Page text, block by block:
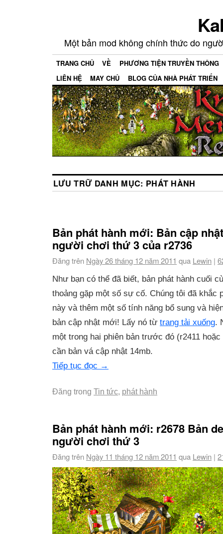
Một bản mod không chính thức do
TRANG CHỦ VỀ
PHƯƠNG TIỆN TRUYỀN THÔNG
LIÊN HỆ
MAY CHỦ BLOG CỦA NHÀ PHÁT TRIỂN
LƯU TRỮ DANH MỤC: PHÁT HÀNH
Bản phát hành mới: Bản cập
người chơi thứ 3 của r2736
Đăng trên Ngày 26 tháng 12 năm 2011 qua Lewin |
Như bạn có thể đã biết, bản phát hành cuối
thoảng gặp một số sự cố. Chúng tôi đã khắc
này và thêm một số tính năng bổ sung và
bản cập nhật mới! Lấy nó từ trang tải xuống.
một trong hai phiên bản trước đó (r2411
cần bản vá cập nhật 14mb.
Tiếp tục đọc →
Đăng trong Tin tức, phát hành
Bản phát hành mới: r2678 Bản
người chơi thứ 3
Đăng trên Ngày 11 tháng 12 năm 2011 qua Lewin |